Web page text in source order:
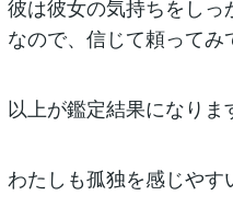
彼は彼女の気持ちをしっ
なので、信じて頼ってみ
以上が鑑定結果になりま
わたしも孤独を感じやす